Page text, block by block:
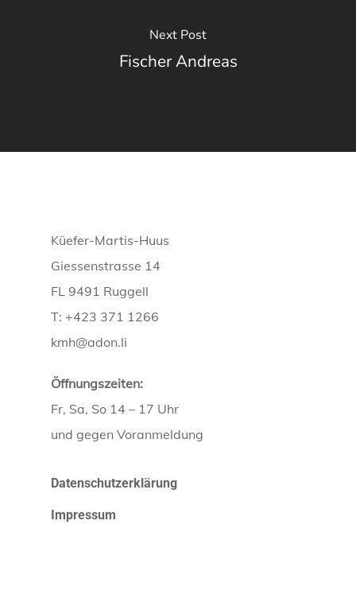
Next Post
Fischer Andreas
Küefer-Martis-Huus
Giessenstrasse 14
FL 9491 Ruggell
T: +423 371 1266
kmh@adon.li
Öffnungszeiten:
Fr, Sa, So 14 – 17 Uhr
und gegen Voranmeldung
Datenschutzerklärung
Impressum